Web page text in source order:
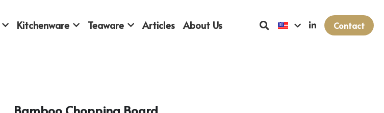
Kitchenware Teaware Articles About Us Contact